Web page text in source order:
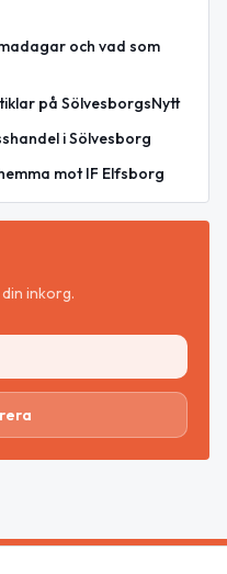
och vad som
på SölvesborgsNytt
i Sölvesborg
mot IF Elfsborg
inkorg.